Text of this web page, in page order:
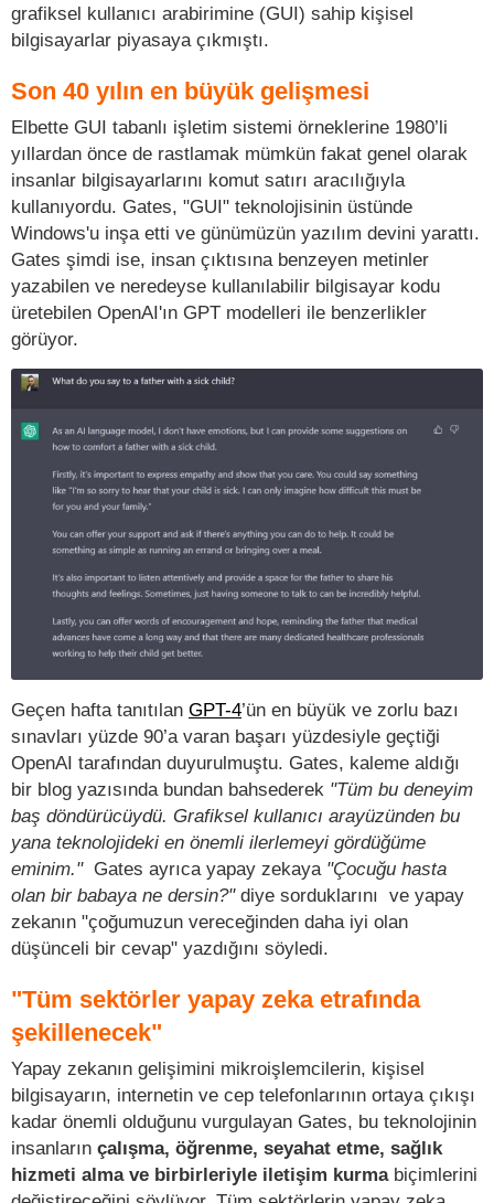
grafiksel kullanıcı arabirimine (GUI) sahip kişisel
bilgisayarlar piyasaya çıkmıştı.
Son 40 yılın en büyük gelişmesi
Elbette GUI tabanlı işletim sistemi örneklerine 1980’li
yıllardan önce de rastlamak mümkün fakat genel olarak
insanlar bilgisayarlarını komut satırı aracılığıyla
kullanıyordu. Gates, "GUI" teknolojisinin üstünde
Windows'u inşa etti ve günümüzün yazılım devini yarattı.
Gates şimdi ise, insan çıktısına benzeyen metinler
yazabilen ve neredeyse kullanılabilir bilgisayar kodu
üretebilen OpenAI'ın GPT modelleri ile benzerlikler
görüyor.
Geçen hafta tanıtılan GPT-4’ün en büyük ve zorlu bazı
sınavları yüzde 90’a varan başarı yüzdesiyle geçtiği
OpenAI tarafından duyurulmuştu. Gates, kaleme aldığı
bir blog yazısında bundan bahsederek "Tüm bu deneyim
baş döndürücüydü. Grafiksel kullanıcı arayüzünden bu
yana teknolojideki en önemli ilerlemeyi gördüğüme
eminim." Gates ayrıca yapay zekaya "Çocuğu hasta
olan bir babaya ne dersin?"diye sorduklarını ve yapay
zekanın "çoğumuzun vereceğinden daha iyi olan
düşünceli bir cevap" yazdığını söyledi.
"Tüm sektörler yapay zeka etrafında
şekillenecek"
Yapay zekanın gelişimini mikroişlemcilerin, kişisel
bilgisayarın, internetin ve cep telefonlarının ortaya çıkışı
kadar önemli olduğunu vurgulayan Gates, bu teknolojinin
insanların çalışma, öğrenme, seyahat etme, sağlık
hizmeti alma ve birbirleriyle iletişim kurmabiçimlerini